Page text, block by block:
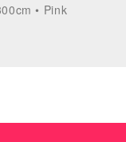
• Pink